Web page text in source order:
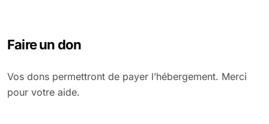
Faire un don
Vos dons permettront de payer l’hébergement. Merci
pour votre aide.